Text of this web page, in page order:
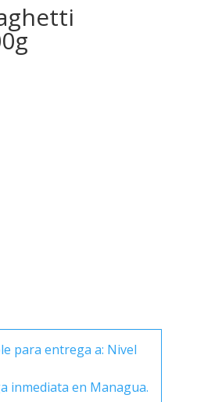
para entrega a: Nivel
inmediata en Managua.